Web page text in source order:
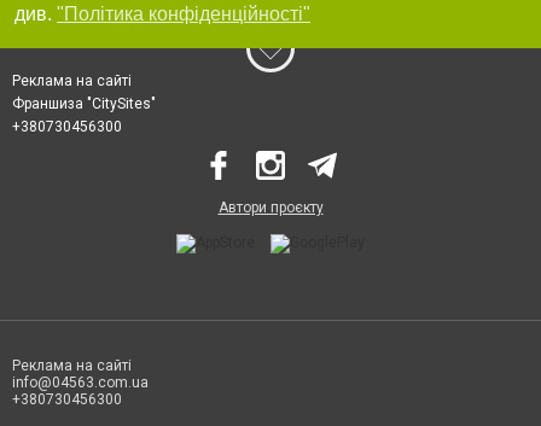
див. "Політика конфіденційності"
Реклама на сайті
Франшиза "CitySites"
+380730456300
Автори проєкту
Реклама на сайті
info@04563.com.ua
+380730456300